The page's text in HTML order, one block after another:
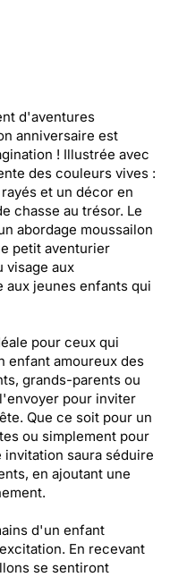
d'aventures
anniversaire est
! Illustrée avec
des couleurs vives :
et un décor en
chasse au trésor. Le
abordage moussailon
petit aventurier
visage aux
jeunes enfants qui
pour ceux qui
enfant amoureux des
grands-parents ou
pour inviter
Que ce soit pour un
ou simplement pour
saura séduire
en ajoutant une
d'un enfant
En recevant
se sentiront